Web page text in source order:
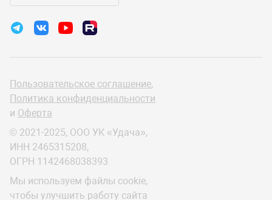
Пользовательское соглашение,
Политика конфиденциальности
и Оферта
© 2021-2025, ООО УК «Удача»,
ИНН 2465315208,
ОГРН 1142468038393
Мы используем файлы cookie,
чтобы улучшить работу сайта